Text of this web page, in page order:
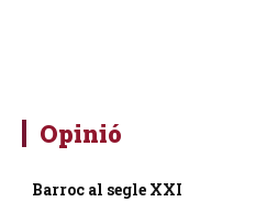
Opinió
Barroc al segle XXI